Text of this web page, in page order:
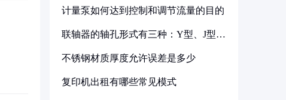
计量泵如何达到控制和调节流量的目的
联轴器的轴孔形式有三种：Y型、J型、
不锈钢材质厚度允许误差是多少
复印机出租有哪些常见模式